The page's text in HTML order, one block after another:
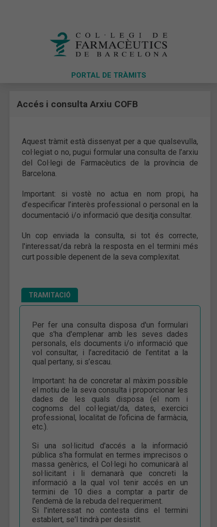
PORTAL DE TRÀMITS
Accés i consulta Arxiu COFB
Aquest tràmit està dissenyat per a que qualsevulla,
col·legiat o no, pugui formular una consulta de l’arxiu
del Col·legi de Farmacèutics de la província de
Barcelona.
Important: si vostè no actua en nom propi, ha
d’especificar l’interès professional o personal en la
documentació i/o informació que desitja consultar.
Un cop enviada la consulta, si tot és correcte,
l'interessat/da rebrà la resposta en el termini més
curt possible depenent de la seva complexitat.
TRAMITACIÓ
Per fer una consulta disposa d'un formulari
que s'ha d'emplenar amb les seves dades
personals, els documents i/o informació que
vol consultar, i l’acreditació de l’entitat a la
qual pertany, si s’escau.
Important: ha de concretar al màxim possible
el motiu de la seva consulta i proporcionar les
dades de les quals disposa (el nom i
cognoms del col·legiat/da, dates, exercici
professional, localitat de l’oficina de farmàcia,
etc.).
Si una sol·licitud d'accés a la informació
pública s'ha formulat en termes imprecisos o
massa genèrics, el Col·legi ho comunicarà al
sol·licitant i li demanarà que concreti la
informació a la qual vol tenir accés en un
termini de 10 dies a comptar a partir de
l'endemà de la rebuda del requeriment.
Si l'interessat no contesta dins el termini
establert, se'l tindrà per desistit.